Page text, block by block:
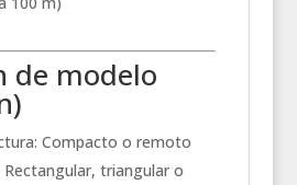
de modelo
Compacto o remoto
Rectangular, triangular o